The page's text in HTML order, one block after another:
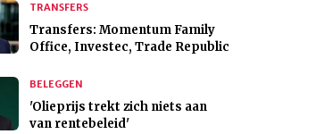
TRANSFERS
Transfers: Momentum Family
Office, Investec, Trade Republic
BELEGGEN
'Olieprijs trekt zich niets aan
van rentebeleid'